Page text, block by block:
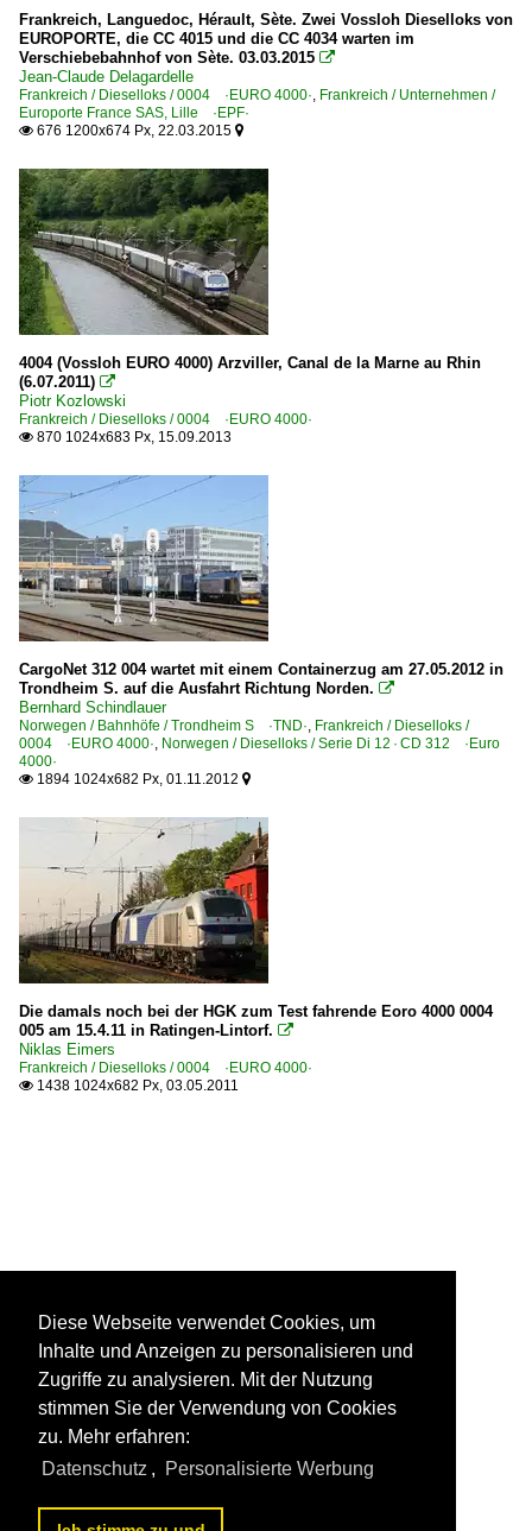
Frankreich, Languedoc, Hérault, Sète. Zwei Vossloh Dieselloks von
EUROPORTE, die CC 4015 und die CC 4034 warten im
Verschiebebahnhof von Sète. 03.03.2015 
Jean-Claude Delagardelle
Frankreich / Dieselloks / 0004 ·EURO 4000·, Frankreich / Unternehmen /
Europorte France SAS, Lille ·EPF·
 676 1200x674 Px, 22.03.2015 
4004 (Vossloh EURO 4000) Arzviller, Canal de la Marne au Rhin
(6.07.2011) 
Piotr Kozlowski
Frankreich / Dieselloks / 0004 ·EURO 4000·
 870 1024x683 Px, 15.09.2013
CargoNet 312 004 wartet mit einem Containerzug am 27.05.2012 in
Trondheim S. auf die Ausfahrt Richtung Norden. 
Bernhard Schindlauer
Norwegen / Bahnhöfe / Trondheim S ·TND·, Frankreich / Dieselloks /
0004 ·EURO 4000·, Norwegen / Dieselloks / Serie Di 12 · CD 312 ·Euro
4000·
 1894 1024x682 Px, 01.11.2012 
Die damals noch bei der HGK zum Test fahrende Eoro 4000 0004
005 am 15.4.11 in Ratingen-Lintorf. 
Niklas Eimers
Frankreich / Dieselloks / 0004 ·EURO 4000·
 1438 1024x682 Px, 03.05.2011
Diese Webseite verwendet Cookies, um
Inhalte und Anzeigen zu personalisieren und
Zugriffe zu analysieren. Mit der Nutzung
stimmen Sie der Verwendung von Cookies
zu. Mehr erfahren:
Datenschutz , Personalisierte Werbung